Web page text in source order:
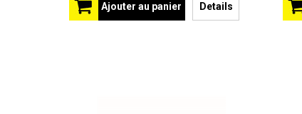
Ajouter au panier Details